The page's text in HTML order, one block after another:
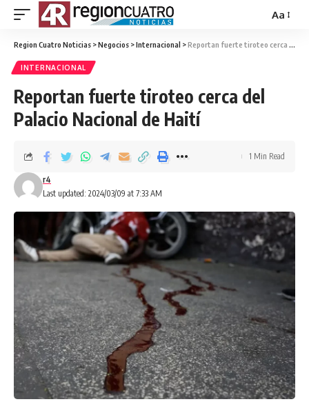
Aa
Region Cuatro Noticias >Negocios >Internacional >Reportan fuerte tiroteo cerca del Palacio Nacional de Haití
INTERNACIONAL
Reportan fuerte tiroteo cerca del
Palacio Nacional de Haití
Last updated: 2024/03/09 at 7:33 AM
r4
1 Min Read